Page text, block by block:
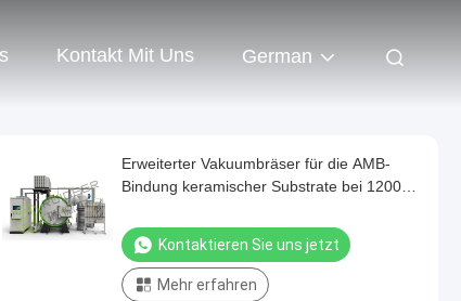
Kontakt Mit Uns German
Erweiterter Vakuumbräser für die AMB-
Bindung keramischer Substrate bei 1200
Kontaktieren Sie uns jetzt
Mehr erfahren